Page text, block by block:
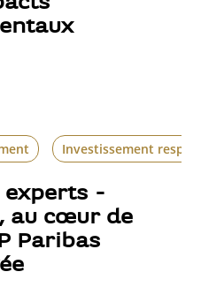
Investissement
experts -
au cœur de
Paribas